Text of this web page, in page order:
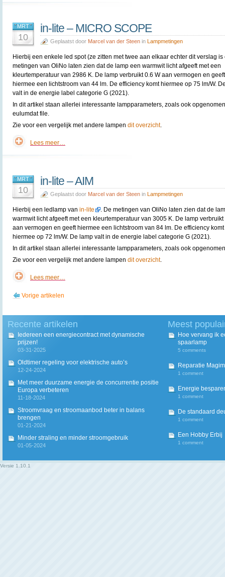
MRT
10
in-lite – MICRO SCOPE
Geplaatst door Marcel van der Steen in Lampmetingen
Hierbij een enkele led spot (ze zitten met twee aan elkaar echter dit verslag
metingen van OliNo laten zien dat de lamp een warmwit licht afgeeft met een
kleurtemperatuur van 2986 K. De lamp verbruikt 0.6 W aan vermogen en geeft
hiermee een lichtstroom van 44 lm. De efficiency komt hiermee op 75 lm/W.
valt in de energie label categorie G (2021).
In dit artikel staan allerlei interessante lampparameters, zoals ook
eulumdat file.
Zie voor een vergelijk met andere lampen dit overzicht.
Lees meer…
MRT
10
in-lite – AIM
Geplaatst door Marcel van der Steen in Lampmetingen
Hierbij een ledlamp van in-lite
. De metingen van OliNo laten zien dat de
warmwit licht afgeeft met een kleurtemperatuur van 3005 K. De lamp verbruikt
aan vermogen en geeft hiermee een lichtstroom van 84 lm. De efficiency komt
hiermee op 72 lm/W. De lamp valt in de energie label categorie G (2021).
In dit artikel staan allerlei interessante lampparameters, zoals ook
Zie voor een vergelijk met andere lampen dit overzicht.
Lees meer…
Vorige artikelen
Recente artikelen
Iedereen een energiecontract met dynamische
prijzen!
03-31-2025
Oldtimer regeling voor elektrische auto’s
12-24-2024
Met meer duurzame energie de concurrentie positie
Europa verbeteren
11-18-2024
Stroomvraag en stroomaanbod beter in balans
brengen
01-21-2024
Minder straling en minder stroomgebruik
01-05-2024
Meest
Hoe vervang ik
spaarlamp
5 comments
Reparatie
1 comment
Energie
1 comment
De standaard
1 comment
Een Hobby Erbij
1 comment
Versie 1.10.1